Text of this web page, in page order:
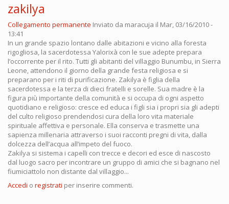
zakilya
Collegamento permanente Inviato da maracuja il Mar, 03/16/2010 -
13:41
In un grande spazio lontano dalle abitazioni e vicino alla foresta
rigogliosa, la sacerdotessa Yalorixà con le sue adepte prepara
l’occorrente per il rito. Tutti gli abitanti del villaggio Bunumbu, in Sierra
Leone, attendono il giorno della grande festa religiosa e si
preparano per i riti di purificazione. Zakilya è figlia della
sacerdotessa e la terza di dieci fratelli e sorelle. Sua madre è la
figura più importante della comunità e si occupa di ogni aspetto
quotidiano e religioso: cresce ed educa i figli sia i propri sia gli adepti
del culto religioso prendendosi cura della loro vita materiale
spirituale affettiva e personale. Ella conserva e trasmette una
sapienza millenaria attraverso i suoi racconti pregni di vita, dalla
dolcezza dell’acqua all’impeto del fuoco.
Zakilya si sistema i capelli con trecce e decori ed esce di nascosto
dal luogo sacro per incontrare un gruppo di amici che si bagnano nel
fiumiciattolo non distante dal villaggio...
Accedi o registrati per inserire commenti.